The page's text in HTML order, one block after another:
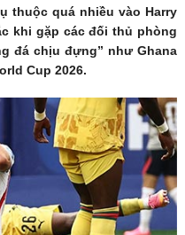
thuộc quá nhiều vào Harry
khi gặp các đối thủ phòng
đá chịu đựng” như Ghana
Cup 2026.